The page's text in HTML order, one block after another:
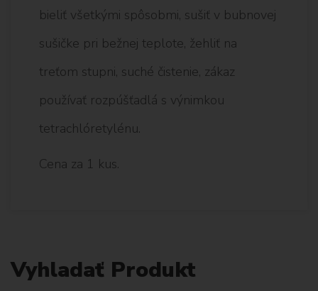
bieliť všetkými spôsobmi, sušiť v bubnovej
sušičke pri bežnej teplote, žehliť na
treťom stupni, suché čistenie, zákaz
používať rozpúšťadlá s výnimkou
tetrachlóretylénu.
Cena za 1 kus.
Vyhladať Produkt